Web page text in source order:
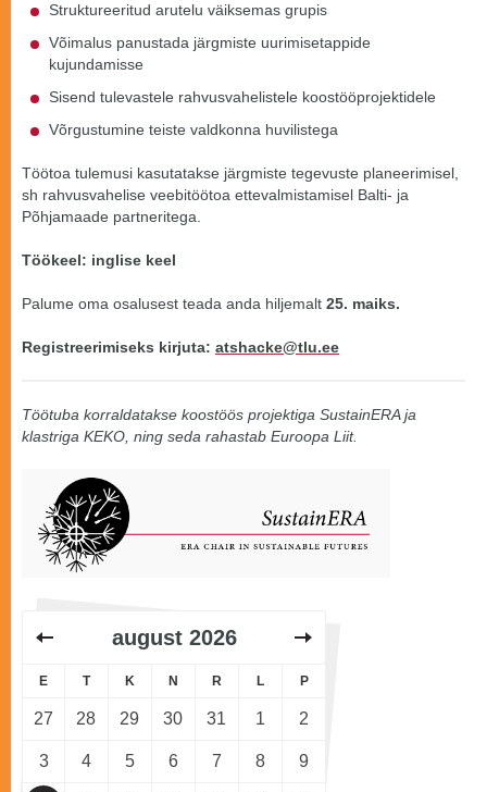
august 2026
E T K N R L P
27 28 29 30 31 1 2
3 4 5 6 7 8 9
Struktureeritud arutelu väiksemas grupis
Võimalus panustada järgmiste uurimisetappide
kujundamisse
Sisend tulevastele rahvusvahelistele koostööprojektidele
Võrgustumine teiste valdkonna huvilistega
Töötoa tulemusi kasutatakse järgmiste tegevuste planeerimisel,
sh rahvusvahelise veebitöötoa ettevalmistamisel Balti- ja
Põhjamaade partneritega.
Töökeel: inglise keel
Palume oma osalusest teada anda hiljemalt 25. maiks.
Registreerimiseks kirjuta: atshacke@tlu.ee
Töötuba korraldatakse koostöös projektiga SustainERA ja
klastriga KEKO, ning seda rahastab Euroopa Liit.